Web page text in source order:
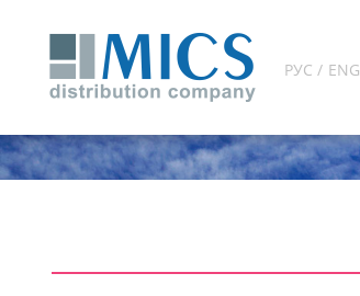
РУС / ENG